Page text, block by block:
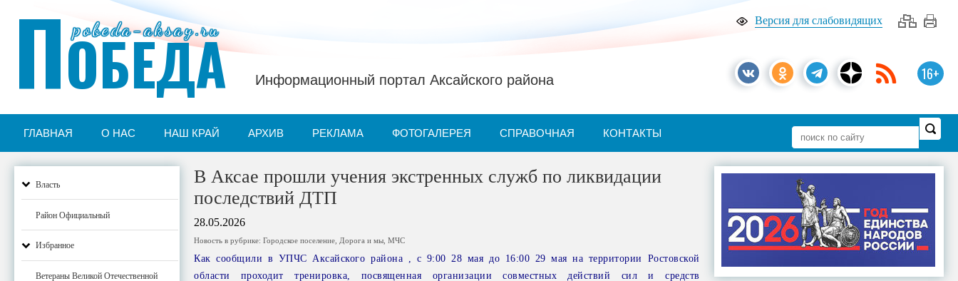
Версия для слабовидящих
16+
pobeda-aksay.ru
ПОБЕДА Информационный портал Аксайского района
ГЛАВНАЯ О НАС НАШ КРАЙ АРХИВ РЕКЛАМА ФОТОГАЛЕРЕЯ СПРАВОЧНАЯ КОНТАКТЫ
Власть
Район Официальный
Избранное
Ветераны Великой Отечественной
В Аксае прошли учения экстренных служб по ликвидации
последствий ДТП
28.05.2026
Новость в рубрике:Городское поселение Дорога и мы ,МЧС
Как сообщили в УПЧС Аксайского района , с 9:00 28 мая до 16:00 29 мая на территории Ростовской
области проходит тренировка, посвященная организации совместных действий сил и средств